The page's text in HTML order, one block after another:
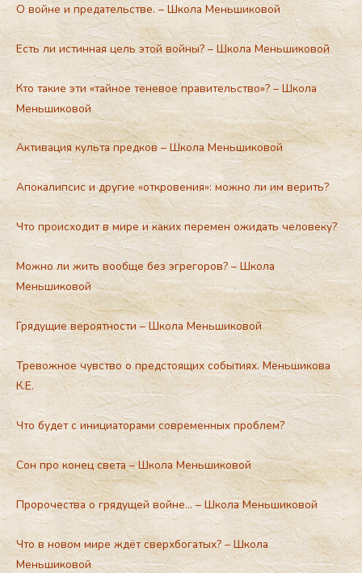
О войне и предательстве. – Школа Меньшиковой
Есть ли истинная цель этой войны? – Школа Меньшиковой
Кто такие эти «тайное теневое правительство»? – Школа
Меньшиковой
Активация культа предков – Школа Меньшиковой
Апокалипсис и другие «откровения»: можно ли им верить?
Что происходит в мире и каких перемен ожидать человеку?
Можно ли жить вообще без эгрегоров? – Школа
Меньшиковой
Грядущие вероятности – Школа Меньшиковой
Тревожное чувство о предстоящих событиях. Меньшикова
К.Е.
Что будет с инициаторами современных проблем?
Сон про конец света – Школа Меньшиковой
Пророчества о грядущей войне… – Школа Меньшиковой
Что в новом мире ждёт сверхбогатых? – Школа
Меньшиковой